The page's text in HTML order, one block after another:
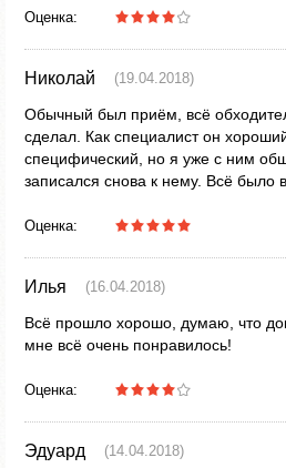
Оценка:
Николай (19.04.2018)
Обычный был приём, всё
сделал. Как специалист он
специфический, но я уже с ним
записался снова к нему. Всё было
Оценка:
Илья (16.04.2018)
Всё прошло хорошо, думаю, что
мне всё очень понравилось!
Оценка:
Эдуард (14.04.2018)